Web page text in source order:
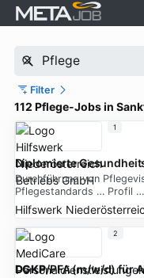
Filter
112 Pflege-Jobs in
Diplomierte
Durchführung von
Pflegestandards … Profil
Hilfswerk
1
DGKP/PFA (m/w/d) für
2